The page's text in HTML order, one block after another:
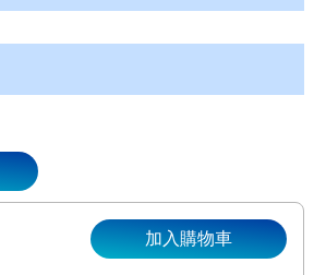
加入購物車